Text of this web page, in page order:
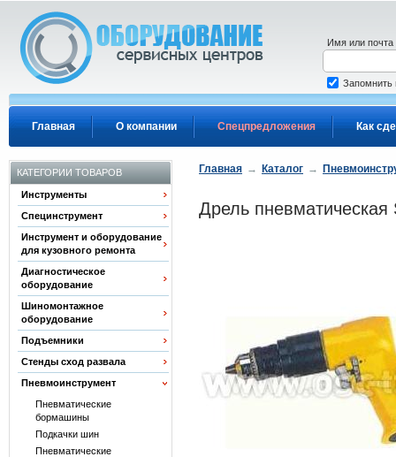
Главная О компании Спецпредложения Как
Имя или почта
Запомнить
КАТЕГОРИИ ТОВАРОВ
Инструменты
Специнструмент
Инструмент и оборудование
для кузовного ремонта
Диагностическое
оборудование
Шиномонтажное
оборудование
Подъемники
Стенды сход развала
Пневмоинструмент
Пневматические
бормашины
Подкачки шин
Пневматические
Главная → Каталог →
Дрель